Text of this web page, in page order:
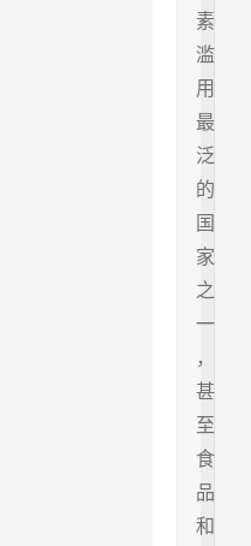
素
滥
用
最
泛
的
国
家
之
一
，
甚
至
食
品
和